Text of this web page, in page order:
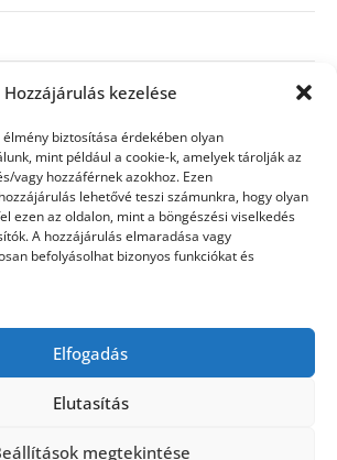
Hozzájárulás kezelése
biztosítása érdekében olyan
mint például a cookie-k, amelyek tárolják az
vagy hozzáférnek azokhoz. Ezen
lehetővé teszi számunkra, hogy olyan
ezen az oldalon, mint a böngészési viselkedés
A hozzájárulás elmaradása vagy
befolyásolhat bizonyos funkciókat és
Elfogadás
Elutasítás
megtekintése